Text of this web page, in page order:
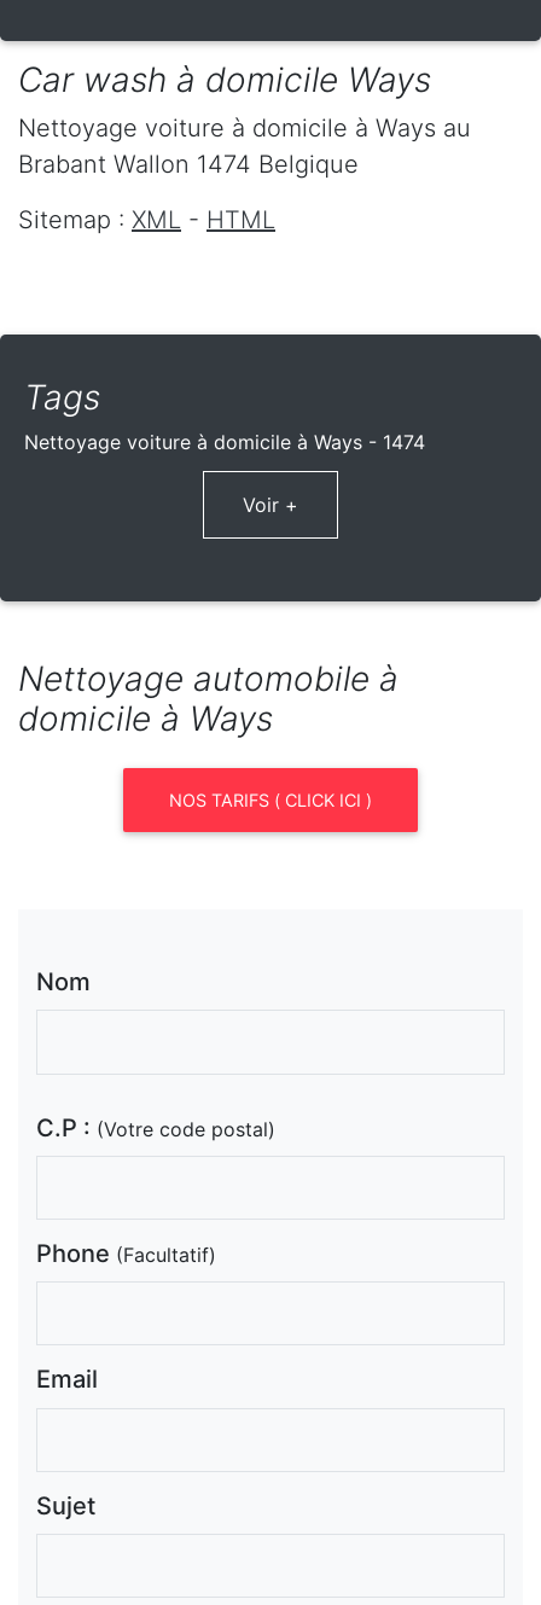
Car wash à domicile Ways
Nettoyage voiture à domicile à Ways au
Brabant Wallon 1474 Belgique
Sitemap : XML - HTML
Tags
Nettoyage voiture à domicile à Ways - 1474
Voir +
Nettoyage automobile à
domicile à Ways
NOS TARIFS ( CLICK ICI )
Nom
C.P : (Votre code postal)
Phone (Facultatif)
Email
Sujet